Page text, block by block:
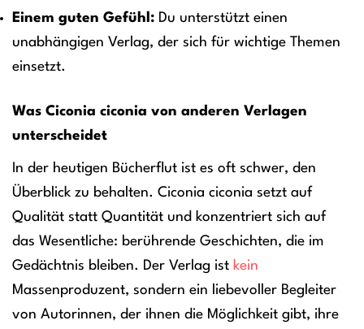
Einem guten Gefühl: Du unterstützt einen
unabhängigen Verlag, der sich für wichtige Themen
einsetzt.
Was Ciconia ciconia von anderen Verlagen
unterscheidet
In der heutigen Bücherflut ist es oft schwer, den
Überblick zu behalten. Ciconia ciconia setzt auf
Qualität statt Quantität und konzentriert sich auf
das Wesentliche: berührende Geschichten, die im
Gedächtnis bleiben. Der Verlag ist kein
Massenproduzent, sondern ein liebevoller Begleiter
von Autorinnen, der ihnen die Möglichkeit gibt, ihre